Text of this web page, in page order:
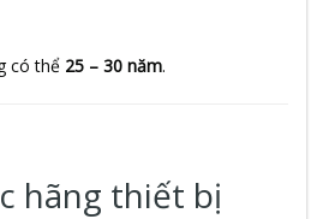
có thể 25 – 30 năm.
hãng thiết bị